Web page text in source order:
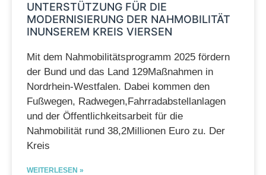
UNTERSTÜTZUNG FÜR DIE
MODERNISIERUNG DER NAHMOBILITÄT
INUNSEREM KREIS VIERSEN
Mit dem Nahmobilitätsprogramm 2025 fördern
der Bund und das Land 129Maßnahmen in
Nordrhein-Westfalen. Dabei kommen den
Fußwegen, Radwegen,Fahrradabstellanlagen
und der Öffentlichkeitsarbeit für die
Nahmobilität rund 38,2Millionen Euro zu. Der
Kreis
WEITERLESEN »